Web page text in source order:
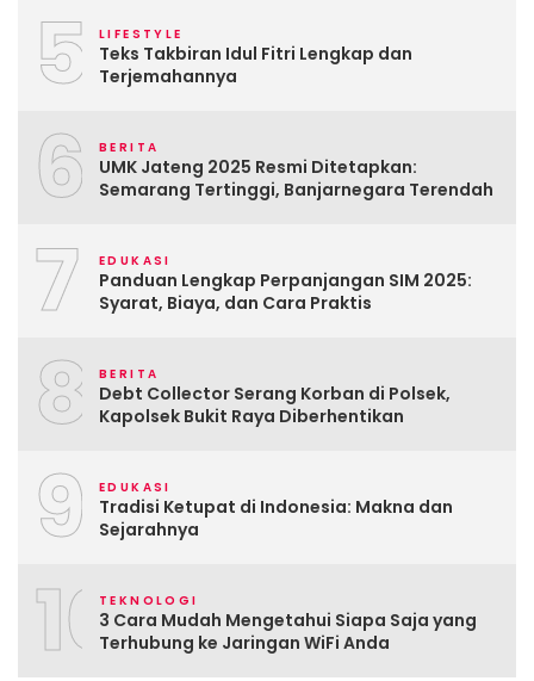
5 LIFESTYLE
Teks Takbiran Idul Fitri Lengkap dan
Terjemahannya
6 BERITA
UMK Jateng 2025 Resmi Ditetapkan:
Semarang Tertinggi, Banjarnegara Terendah
7 EDUKASI
Panduan Lengkap Perpanjangan SIM 2025:
Syarat, Biaya, dan Cara Praktis
8 BERITA
Debt Collector Serang Korban di Polsek,
Kapolsek Bukit Raya Diberhentikan
9 EDUKASI
Tradisi Ketupat di Indonesia: Makna dan
Sejarahnya
10TEKNOLOGI
3 Cara Mudah Mengetahui Siapa Saja yang
Terhubung ke Jaringan WiFi Anda